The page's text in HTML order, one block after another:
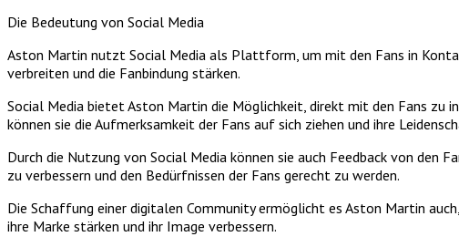
Die Bedeutung von Social Media
Aston Martin nutzt Social Media als Plattform, um mit den Fans in
verbreiten und die Fanbindung stärken.
Social Media bietet Aston Martin die Möglichkeit, direkt mit den Fans zu
können sie die Aufmerksamkeit der Fans auf sich ziehen und ihre
Durch die Nutzung von Social Media können sie auch Feedback von den
zu verbessern und den Bedürfnissen der Fans gerecht zu werden.
Die Schaffung einer digitalen Community ermöglicht es Aston Martin
ihre Marke stärken und ihr Image verbessern.